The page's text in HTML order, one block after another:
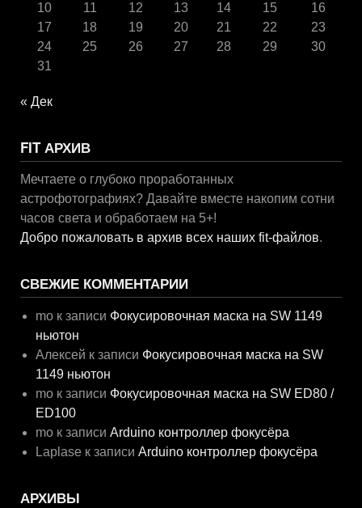
10
11 12 13 14 15
16
17
18 19 20 21 22
23
24
25 26 27 28 29
30
31
« Дек
FIT АРХИВ
Мечтаете о глубоко проработанных
астрофотографиях? Давайте вместе накопим сотни
часов света и обработаем на 5+!
Добро пожаловать в архив всех наших fit-файлов.
СВЕЖИЕ КОММЕНТАРИИ
mo к записи Фокусировочная маска на SW 1149
ньютон
Алексей к записи Фокусировочная маска на SW
1149 ньютон
mo к записи Фокусировочная маска на SW ED80 /
ED100
mo к записиArduino контроллер фокусёра
Laplase к записиArduino контроллер фокусёра
АРХИВЫ